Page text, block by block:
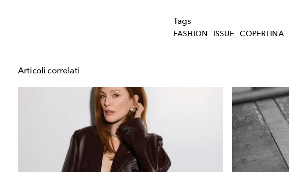
Tags
FASHION ISSUE COPERTINA
Articoli correlati